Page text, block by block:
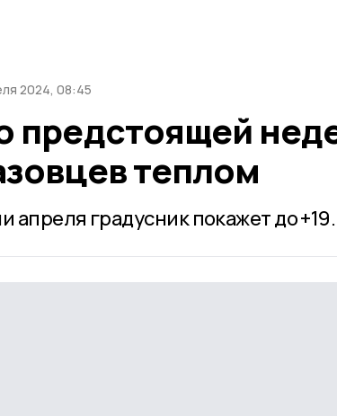
2024, 08:45
предстоящей
теплом
апреля градусник покажет до +19.